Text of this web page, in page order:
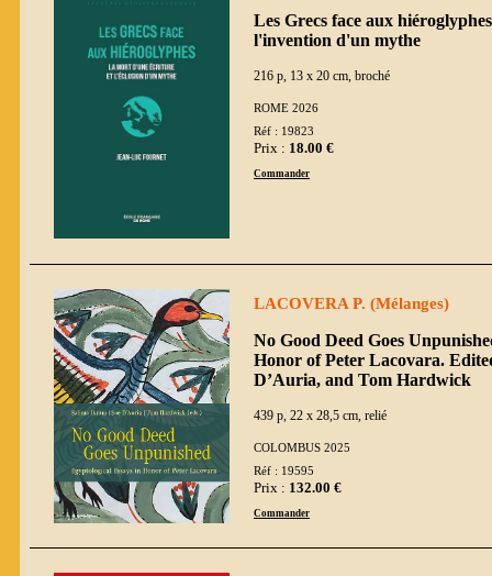
Les Grecs face aux
l'invention d'un mythe
216 p, 13 x 20 cm, broché
ROME 2026
Réf : 19823
Prix : 18.00 €
Commander
LACOVERA P. (Mélanges)
No Good Deed Goes
Honor of Peter Lacovara.
D’Auria, and Tom Hardwick
439 p, 22 x 28,5 cm, relié
COLOMBUS 2025
Réf : 19595
Prix : 132.00 €
Commander